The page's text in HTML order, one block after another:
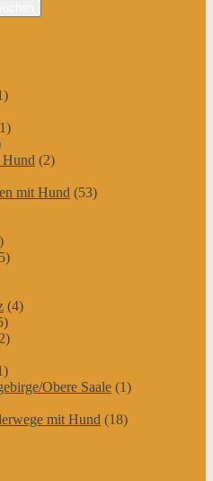
Hund (2)
mit Hund (53)
(4)
Obere Saale (1)
mit Hund (18)